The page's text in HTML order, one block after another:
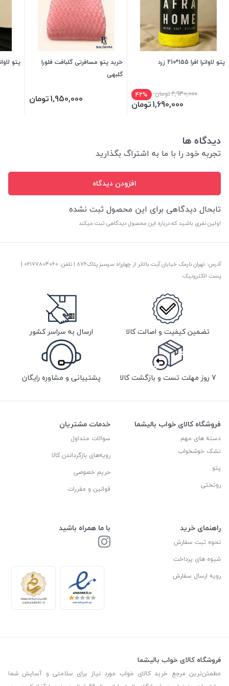
پتو لاواترا افرا 155*210 زرد
2,930,000تومان 42%
1,690,000تومان
خرید پتو مسافرتی گلبافت فلورا
گلبهی
1,950,000تومان
پتو لاواترا افرا
دیدگاه ها
تجربه خود را با ما به اشتراگ بگذارید
افزودن دیدگاه
تابحال دیدگاهی برای این محصول ثبت نشده
اولین نفری باشید که درباره این محصول دیدگاهی ثبت میکند
آدرس: تهران نارمک خیابان آیت بالاتر از چهارراه سرسبز پلاک876 | تلفن: ‎02177804060 |
پست الکترونیک:
تضمین کیفیت و اصالت کالا ارسال به سراسر کشور
7 روز مهلت تست و بازگشت کالا پشتیبانی و مشاوره رایگان
فروشگاه کالای خواب بالیشما
دسته های مهم
تشک خوشخواب
پتو
روتختی
خدمات مشتریان
سوالات متداول
رویه‌های بازگرداندن کالا
حریم خصوصی
قوانین و مقررات
راهنمای خرید
نحوه ثبت سفارش
شیوه های پرداخت
رویه ارسال سفارش
با ما همراه باشید
فروشگاه کالای خواب بالیشما
مطمئن‌ترین مرجع خرید کالای خواب مورد نیاز برای سلامتی و آسایش شما